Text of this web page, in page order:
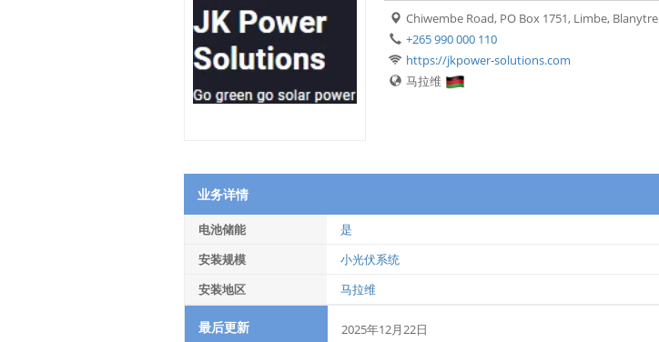
Chiwembe Road, PO Box 1751, Limbe, Blanytre
+265 990 000 110
https://jkpower-solutions.com
马拉维
业务详情
电池储能
是
安装规模
小光伏系统
安装地区
马拉维
最后更新 2025年12月22日